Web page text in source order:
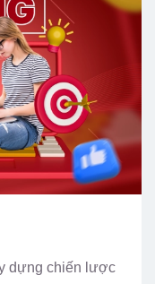
dựng chiến lược